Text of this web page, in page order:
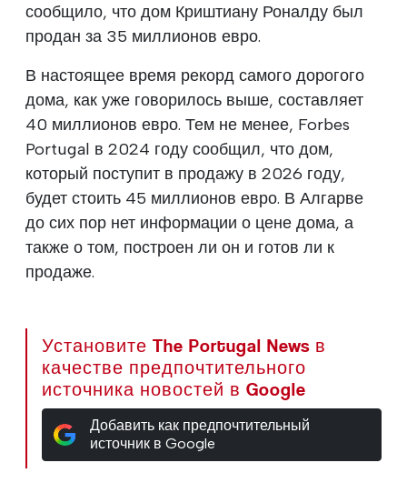
сообщило, что дом Криштиану Роналду был
продан за 35 миллионов евро.
В настоящее время рекорд самого дорогого
дома, как уже говорилось выше, составляет
40 миллионов евро. Тем не менее, Forbes
Portugal в 2024 году сообщил, что дом,
который поступит в продажу в 2026 году,
будет стоить 45 миллионов евро. В Алгарве
до сих пор нет информации о цене дома, а
также о том, построен ли он и готов ли к
продаже.
Установите The Portugal News в
качестве предпочтительного
источника новостей в Google
Добавить как предпочтительный
источник в Google